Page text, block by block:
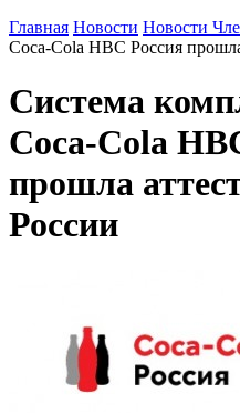
Главная Новости Новости
Coca‑Cola HBC Россия
Система
Coca‑Cola
прошла
России